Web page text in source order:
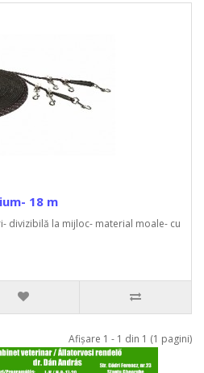
18 m
divizibilă la mijloc- material moale- cu
Afişare 1 - 1 din 1 (1 pagini)